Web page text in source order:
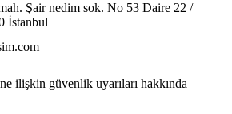
Şair nedim sok. No 53 Daire 22 /
İstanbul
ilişkin güvenlik uyarıları hakkında